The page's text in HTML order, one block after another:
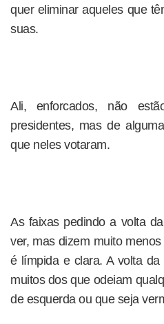
quer eliminar aqueles que
suas.
Ali, enforcados, não
presidentes, mas de
que neles votaram.
As faixas pedindo a volta
ver, mas dizem muito
é límpida e clara. A volta
muitos dos que odeiam
de esquerda ou que seja